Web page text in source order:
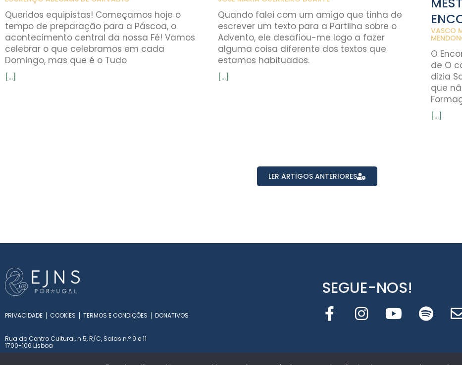
Queridos equipistas! Começamos hoje o
tempo de preparação para a Páscoa, o
acontecimento central da nossa Fé! Vamos
celebrar o que celebramos em cada
Domingo, mas que é o Tudo
[...]
Quando falei com um amigo que tinha de
escrever um texto para a Partilha sobre o
Advento, ele desafiou-me logo a fazer
alguma coisa diferente dos textos que
estamos habituados.
[...]
VASCO
O
de O
dizia
que
[...]
LER ARTIGOS ANTERIORES
PRIVACIDADE COOKIES TERMOS E CONDIÇÕES DONATIVOS
Rua do Centro Cultural, n 5, R/C, Salas n.º 9 e 11
1700-106 Lisboa
SEGUE-NOS!